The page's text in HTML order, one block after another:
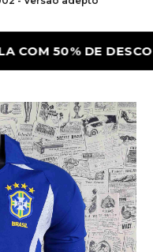
50% DE DESCONTO